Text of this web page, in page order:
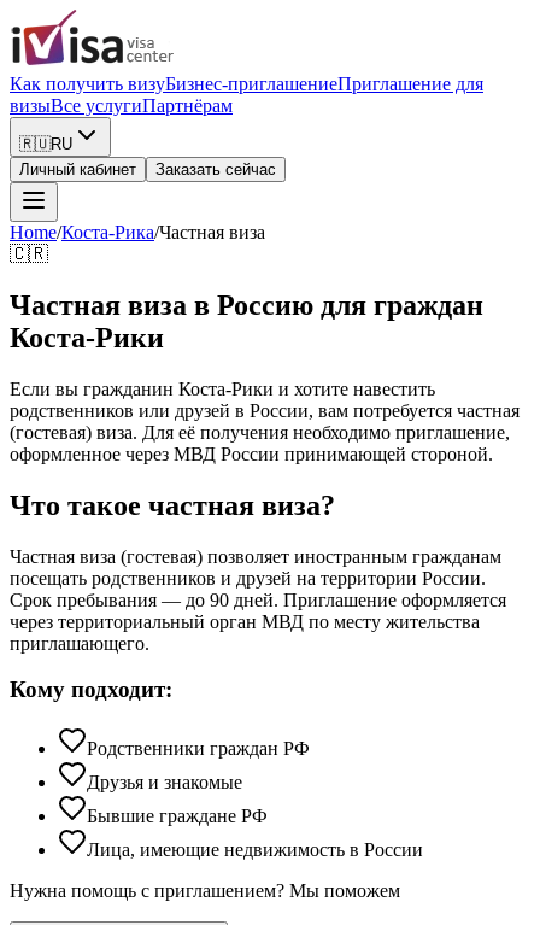
Как получить визуБизнес-приглашениеПриглашение для
визыВсе услугиПартнёрам
🇷🇺RU
Личный кабинет
Заказать сейчас
Home/Коста-Рика/Частная виза
🇨🇷
Частная виза в Россию для граждан
Коста-Рики
Если вы гражданин Коста-Рики и хотите навестить
родственников или друзей в России, вам потребуется частная
(гостевая) виза. Для её получения необходимо приглашение,
оформленное через МВД России принимающей стороной.
Что такое частная виза?
Частная виза (гостевая) позволяет иностранным гражданам
посещать родственников и друзей на территории России.
Срок пребывания — до 90 дней. Приглашение оформляется
через территориальный орган МВД по месту жительства
приглашающего.
Кому подходит:
Родственники граждан РФ
Друзья и знакомые
Бывшие граждане РФ
Лица, имеющие недвижимость в России
Нужна помощь с приглашением? Мы поможем